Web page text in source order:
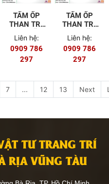
TẤM ỐP
THAN TRE
8MM MÃ T-
401
Liên hệ:
0909 786
297
TẤM ỐP
THAN TRE
8MM MÃ T-
302
Liên hệ:
0909 786
297
7 ... 12 13 Next
TƯ TRANG TRÍ
RỊA VŨNG TÀU